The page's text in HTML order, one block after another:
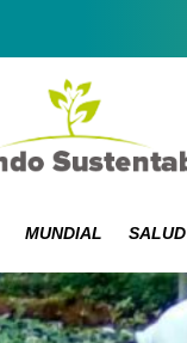
MUNDIAL SALUD